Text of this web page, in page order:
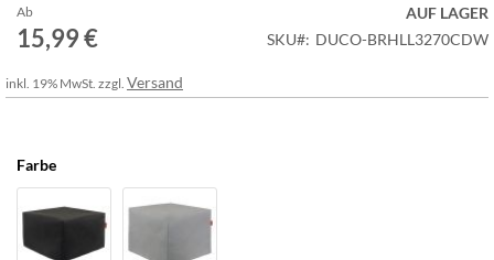
Ab
15,99 €
AUF LAGER
SKU
DUCO-BRHLL3270CDW
inkl. 19% MwSt. zzgl. Versand
Farbe